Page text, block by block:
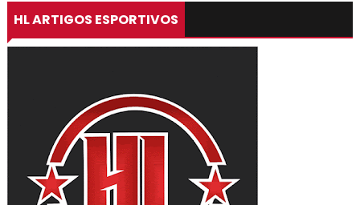
HL ARTIGOS ESPORTIVOS